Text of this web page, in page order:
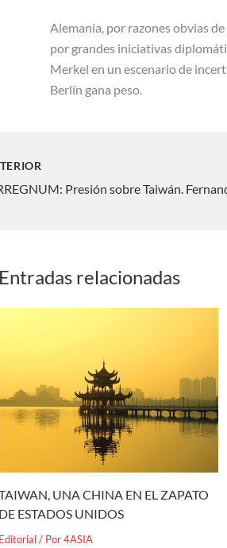
Alemania, por razones obvias
por grandes iniciativas
Merkel en un escenario de
Berlín gana peso.
Entradas relacionadas
UNA CHINA EN EL ZAPATO
DE ESTADOS UNIDOS
Editorial/ Por4ASIA